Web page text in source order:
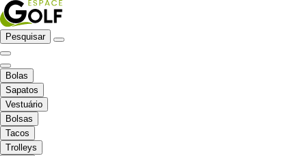
Pesquisar
Bolas
Sapatos
Vestuário
Bolsas
Tacos
Trolleys